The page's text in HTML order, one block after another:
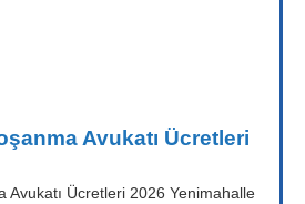
Avukatı Ücretleri
Avukatı Ücretleri 2026 Yenimahalle